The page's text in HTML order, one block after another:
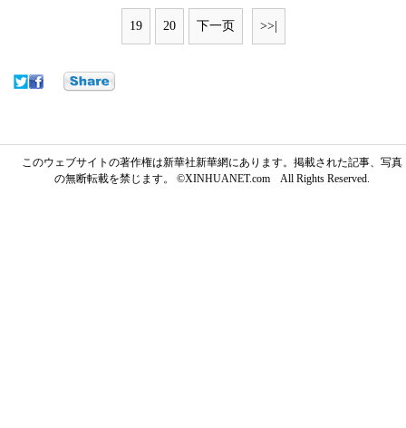
19 20 下一页 >>|
このウェブサイトの著作権は新華社新華網にあります。掲載された記事、写真
の無断転載を禁じます。 ©XINHUANET.com All Rights Reserved.